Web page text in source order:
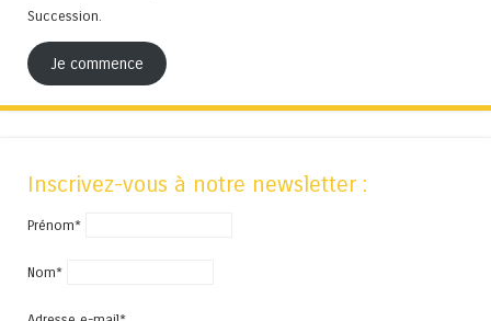
Succession.
Je commence
Inscrivez-vous à notre newsletter :
Prénom*
Nom*